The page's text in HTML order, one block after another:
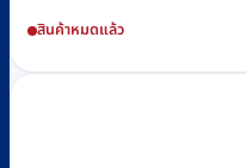
was:
฿2,950.
is:
฿2,250.
สินค้าหมดแล้ว